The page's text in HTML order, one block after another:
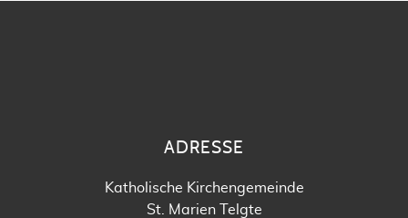
ADRESSE
Katholische Kirchengemeinde
St. Marien Telgte